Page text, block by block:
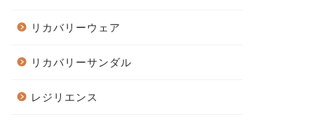
リカバリーウェア
リカバリーサンダル
レジリエンス